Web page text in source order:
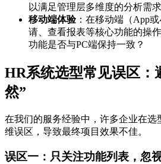
以满足管理层多维度的分析需
移动端体验：在移动端（App
请、查看报表等核心功能的操
功能是否与PC端保持一致？
HR系统选型常见误区：
然”
在我们的服务经验中，许多企业在选
维误区，导致最终项目效果不佳。
误区一：只关注功能列表，忽